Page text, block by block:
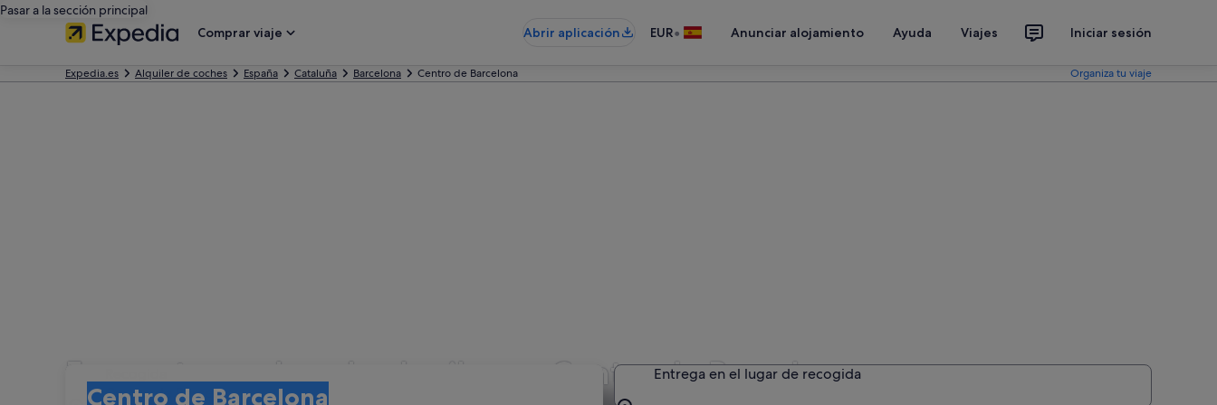
Pasar a la sección principal
Comprar viaje
Abrir aplicación EUR• Anunciar alojamiento Ayuda Viajes Iniciar sesión
Expedia.es Alquiler de coches España Cataluña Barcelona Centro de Barcelona Organiza tu viaje
Encuentra coches de alquiler en Centro de Barcelona
Centro de Barcelona
Entrega en el lugar de recogida